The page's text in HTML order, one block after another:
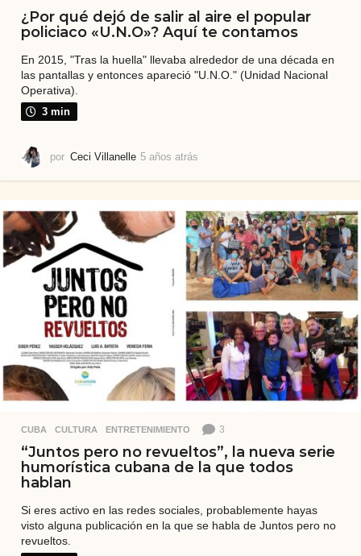
¿Por qué dejó de salir al aire el popular
policiaco «U.N.O»? Aquí te contamos
En 2015, "Tras la huella" llevaba alrededor de una década en
las pantallas y entonces apareció "U.N.O." (Unidad Nacional
Operativa).
3 min
por Ceci Villanelle 5 años atrás
s
a
t
r
á
s
CUBA ,CULTURA ,ENTRETENIMIENTO 3
“Juntos pero no revueltos”, la nueva serie
humorística cubana de la que todos
hablan
Si eres activo en las redes sociales, probablemente hayas
visto alguna publicación en la que se habla de Juntos pero no
revueltos.